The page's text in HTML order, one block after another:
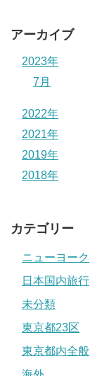
アーカイブ
2023年
7月
2022年
2021年
2019年
2018年
カテゴリー
ニューヨーク
日本国内旅行
未分類
東京都23区
東京都内全般